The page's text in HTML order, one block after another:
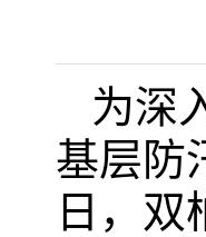
为深
基层防
日，双